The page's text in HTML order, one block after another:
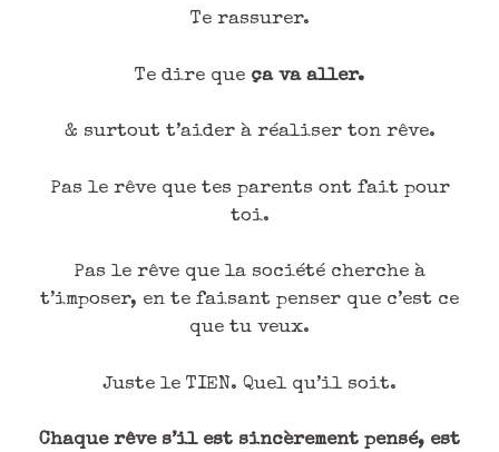
Te rassurer.
Te dire que ça va aller.
& surtout t’aider à réaliser ton rêve.
Pas le rêve que tes parents ont fait pour
toi.
Pas le rêve que la société cherche à
t’imposer, en te faisant penser que c’est ce
que tu veux.
Juste le TIEN. Quel qu’il soit.
Chaque rêve s’il est sincèrement pensé, est